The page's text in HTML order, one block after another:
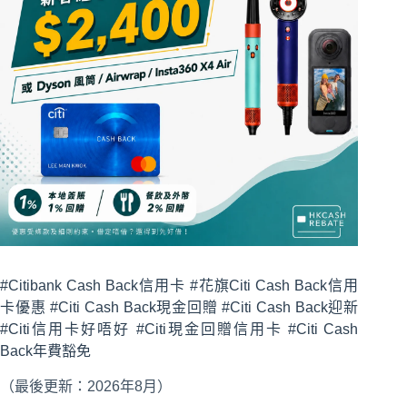
#Citibank Cash Back信用卡 #花旗Citi Cash Back信用
卡優惠 #Citi Cash Back現金回贈 #Citi Cash Back迎新
#Citi信用卡好唔好 #Citi現金回贈信用卡 #Citi Cash
Back年費豁免
（最後更新：2026年8月）